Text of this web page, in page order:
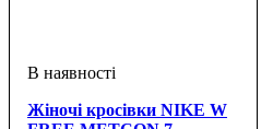
Жіночі кросівки NIKE W